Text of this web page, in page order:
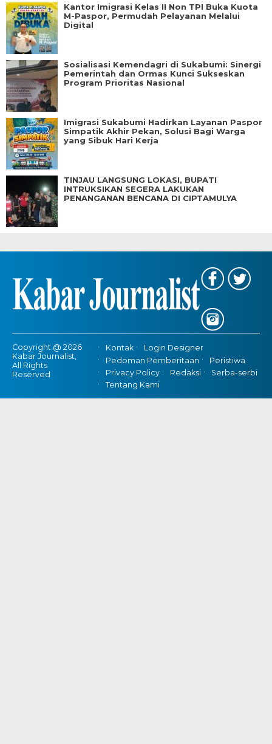
Kantor Imigrasi Kelas II Non TPI Buka Kuota
M-Paspor, Permudah Pelayanan Melalui
Digital
Sosialisasi Kemendagri di Sukabumi: Sinergi
Pemerintah dan Ormas Kunci Sukseskan
Program Prioritas Nasional
Imigrasi Sukabumi Hadirkan Layanan Paspor
Simpatik Akhir Pekan, Solusi Bagi Warga
yang Sibuk Hari Kerja
TINJAU LANGSUNG LOKASI, BUPATI
INTRUKSIKAN SEGERA LAKUKAN
PENANGANAN BENCANA DI CIPTAMULYA
Copyright @ 2026
Kabar Journalist,
All Rights
Reserved
Kontak
Login Designer
Pedoman Pemberitaan
Peristiwa
Privacy Policy
Redaksi
Serba-serbi
Tentang Kami